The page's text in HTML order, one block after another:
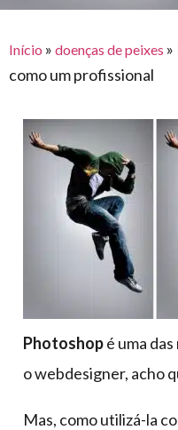
eventos
para
agronegócio
toldos
construção
civil
piscinas
mercado
automotivo
móveis,
calçados,
multiúso
e logística
armazenagem
lonas
de
caminhoneiro
Início » doenças de peixes »
como um profissional
Photoshopé uma
o webdesigner, acho
Mas, como utilizá-la